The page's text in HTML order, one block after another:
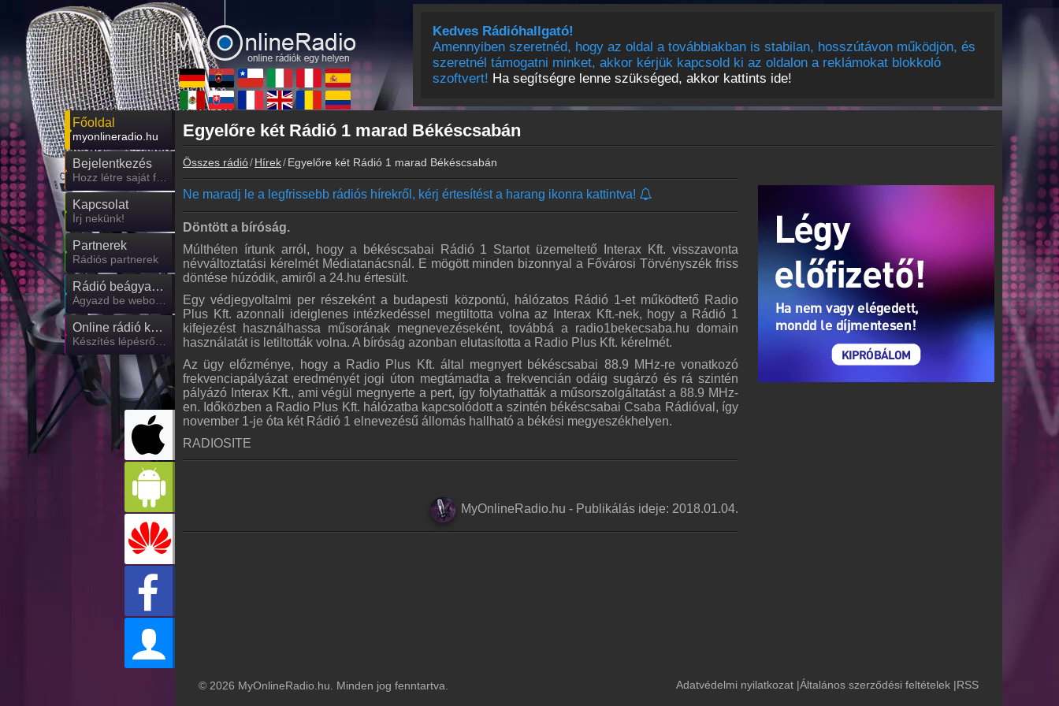
Kedves Rádióhallgató!
Amennyiben szeretnéd, hogy az oldal a továbbiakban is stabilan, hosszútávon működjön, és
szeretnél támogatni minket, akkor kérjük kapcsold ki az oldalon a reklámokat blokkoló
szoftvert! Ha segítségre lenne szükséged, akkor kattints ide!
Főoldal
myonlineradio.hu
Bejelentkezés
Kapcsolat
Írj nekünk!
Partnerek
Rádiós partnerek
Rádió beágyazás
Online rádió készítés
Egyelőre két Rádió 1 marad Békéscsabán
Összes rádió Hírek Egyelőre két Rádió 1 marad Békéscsabán
Ne maradj le a legfrissebb rádiós hírekről, kérj értesítést a harang ikonra kattintva!
Döntött a bíróság.
Múlthéten írtunk arról, hogy a békéscsabai Rádió 1 Startot üzemeltető Interax Kft. visszavonta
névváltoztatási kérelmét Médiatanácsnál. E mögött minden bizonnyal a Fővárosi Törvényszék friss
döntése húzódik, amiről a 24.hu értesült.
Egy védjegyoltalmi per részeként a budapesti központú, hálózatos Rádió 1-et működtető Radio
Plus Kft. azonnali ideiglenes intézkedéssel megtiltotta volna az Interax Kft.-nek, hogy a Rádió 1
kifejezést használhassa műsorának megnevezéseként, továbbá a radio1bekecsaba.hu domain
használatát is letiltották volna. A bíróság azonban elutasította a Radio Plus Kft. kérelmét.
Az ügy előzménye, hogy a Radio Plus Kft. által megnyert békéscsabai 88.9 MHz-re vonatkozó
frekvenciapályázat eredményét jogi úton megtámadta a frekvencián odáig sugárzó és rá szintén
pályázó Interax Kft., ami végül megnyerte a pert, így folytathatták a műsorszolgáltatást a 88.9 MHz-
en. Időközben a Radio Plus Kft. hálózatba kapcsolódott a szintén békéscsabai Csaba Rádióval, így
november 1-je óta két Rádió 1 elnevezésű állomás hallható a békési megyeszékhelyen.
RADIOSITE
MyOnlineRadio.hu - Publikálás ideje: 2018.01.04.
© 2026 MyOnlineRadio.hu. Minden jog fenntartva. Adatvédelmi nyilatkozat |Általános szerződési feltételek |RSS